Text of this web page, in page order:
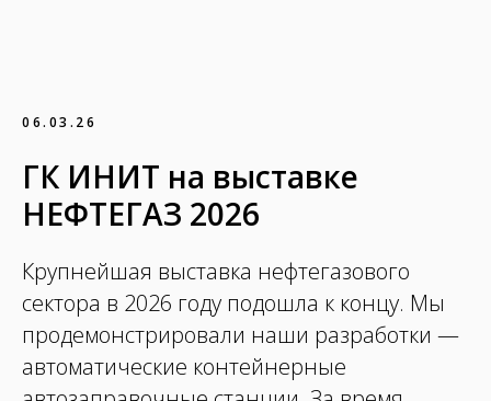
06.03.26
ГК ИНИТ на выставке
НЕФТЕГАЗ 2026
Крупнейшая выставка нефтегазового
сектора в 2026 году подошла к концу. Мы
продемонстрировали наши разработки —
автоматические контейнерные